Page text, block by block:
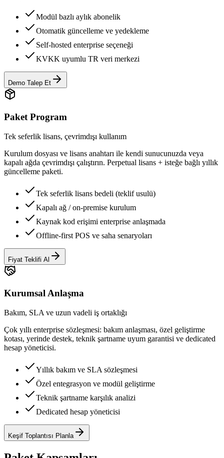
Modül bazlı aylık abonelik
Otomatik güncelleme ve yedekleme
Self-hosted enterprise seçeneği
KVKK uyumlu TR veri merkezi
Demo Talep Et
Paket Program
Tek seferlik lisans, çevrimdışı kullanım
Kurulum dosyası ve lisans anahtarı ile kendi sunucunuzda veya
kapalı ağda çevrimdışı çalıştırın. Perpetual lisans + isteğe bağlı yıllık
güncelleme paketi.
Tek seferlik lisans bedeli (teklif usulü)
Kapalı ağ / on-premise kurulum
Kaynak kod erişimi enterprise anlaşmada
Offline-first POS ve saha senaryoları
Fiyat Teklifi Al
Kurumsal Anlaşma
Bakım, SLA ve uzun vadeli iş ortaklığı
Çok yıllı enterprise sözleşmesi: bakım anlaşması, özel geliştirme
kotası, yerinde destek, teknik şartname uyum garantisi ve dedicated
hesap yöneticisi.
Yıllık bakım ve SLA sözleşmesi
Özel entegrasyon ve modül geliştirme
Teknik şartname karşılık analizi
Dedicated hesap yöneticisi
Keşif Toplantısı Planla